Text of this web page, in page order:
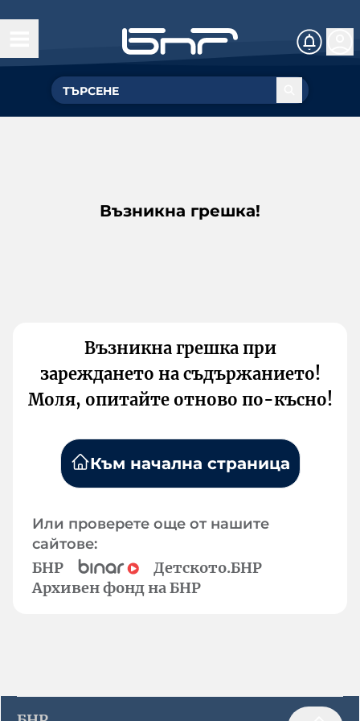
Възникна грешка!
Възникна грешка при
зареждането на съдържанието!
Моля, опитайте отново по-късно!
Към начална страница
Или проверете още от нашите
сайтове:
БНР
Детското.БНР
Архивен фонд на БНР